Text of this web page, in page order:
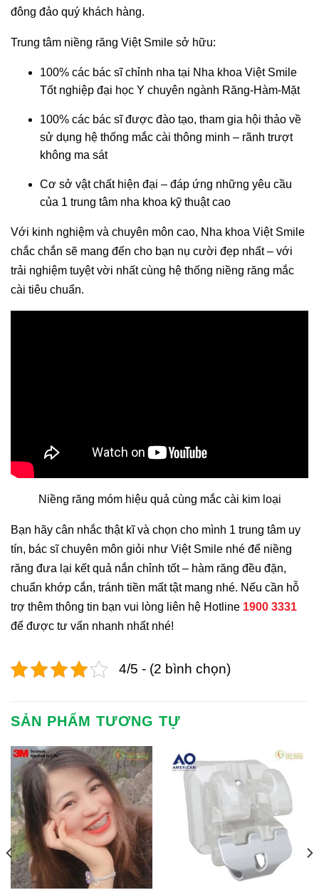
đông đảo quý khách hàng.
Trung tâm niềng răng Việt Smile sở hữu:
100% các bác sĩ chỉnh nha tại Nha khoa Việt Smile
Tốt nghiệp đại học Y chuyên ngành Răng-Hàm-Mặt
100% các bác sĩ được đào tạo, tham gia hội thảo về
sử dụng hệ thống mắc cài thông minh – rãnh trượt
không ma sát
Cơ sở vật chất hiện đại – đáp ứng những yêu cầu
của 1 trung tâm nha khoa kỹ thuật cao
Với kinh nghiệm và chuyên môn cao, Nha khoa Việt Smile
chắc chắn sẽ mang đến cho bạn nụ cười đẹp nhất – với
trải nghiệm tuyệt vời nhất cùng hệ thống niềng răng mắc
cài tiêu chuẩn.
Niềng răng móm hiệu quả cùng mắc cài kim loại
Bạn hãy cân nhắc thật kĩ và chọn cho mình 1 trung tâm uy
tín, bác sĩ chuyên môn giỏi như Việt Smile nhé để niềng
răng đưa lại kết quả nắn chỉnh tốt – hàm răng đều đặn,
chuẩn khớp cắn, tránh tiền mất tật mang nhé. Nếu cần hỗ
trợ thêm thông tin bạn vui lòng liên hệ Hotline 1900 3331
để được tư vấn nhanh nhất nhé!
4/5 - (2 bình chọn)
SẢN PHẨM TƯƠNG TỰ